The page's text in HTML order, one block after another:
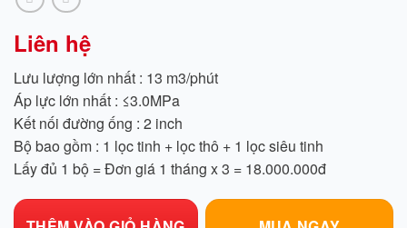
Liên hệ
Lưu lượng lớn nhất : 13 m3/phút
Áp lực lớn nhất : ≤3.0MPa
Kết nối đường ống : 2 inch
Bộ bao gồm : 1 lọc tinh + lọc thô + 1 lọc siêu tinh
Lấy đủ 1 bộ = Đơn giá 1 tháng x 3 = 18.000.000đ